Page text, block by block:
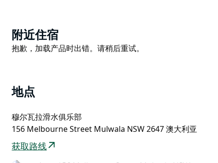
Product
List
附近住宿
Product
抱歉，加载产品时出错。请稍后重试。
地点
穆尔瓦拉滑水俱乐部
156 Melbourne Street Mulwala NSW 2647 澳大利亚
获取路线